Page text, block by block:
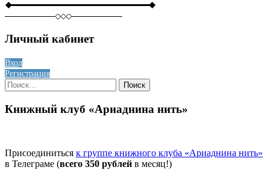
Личный кабинет
Вход
Регистрация
Найти:
Книжный клуб «Ариаднина нить»
Присоединиться к группе книжного клуба «Ариаднина нить»
в Телеграме (всего 350 рублей в месяц!)